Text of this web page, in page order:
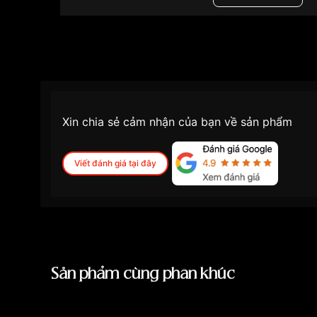
"Tissot 38mm Nam
Xin chia sẻ cảm nhận của bạn về sản phẩm
Viết đánh giá tại đây
Sản phẩm cùng phân khúc